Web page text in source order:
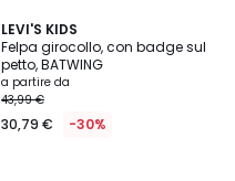
LEVI'S KIDS
Felpa girocollo, con badge sul
petto, BATWING
a partire da
43,99 €
30,79 € -30%